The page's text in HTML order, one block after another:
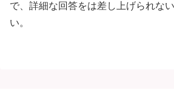
で、詳細な回答をは差し上げられな
い。